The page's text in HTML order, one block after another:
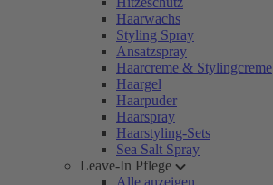
Haarwachs
Styling Spray
Ansatzspray
Haarcreme & Stylingcreme
Haargel
Haarpuder
Haarspray
Haarstyling-Sets
Sea Salt Spray
Leave-In Pflege
Alle anzeigen